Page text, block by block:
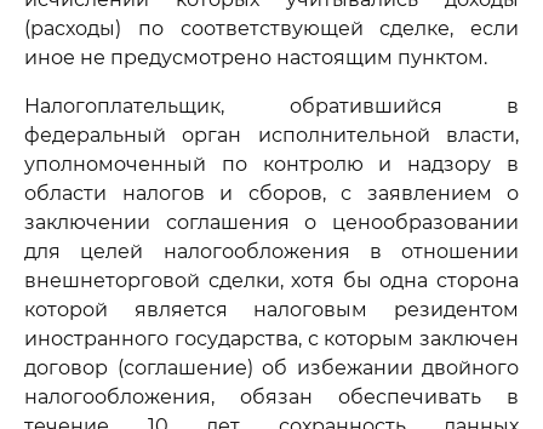
(расходы) по соответствующей сделке, если
иное не предусмотрено настоящим пунктом.
Налогоплательщик, обратившийся в
федеральный орган исполнительной власти,
уполномоченный по контролю и надзору в
области налогов и сборов, с заявлением о
заключении соглашения о ценообразовании
для целей налогообложения в отношении
внешнеторговой сделки, хотя бы одна сторона
которой является налоговым резидентом
иностранного государства, с которым заключен
договор (соглашение) об избежании двойного
налогообложения, обязан обеспечивать в